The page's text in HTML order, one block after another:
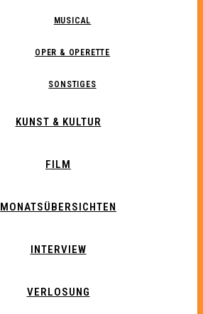
MUSICAL
OPER & OPERETTE
SONSTIGES
KUNST & KULTUR
FILM
MONATSÜBERSICHTEN
INTERVIEW
VERLOSUNG